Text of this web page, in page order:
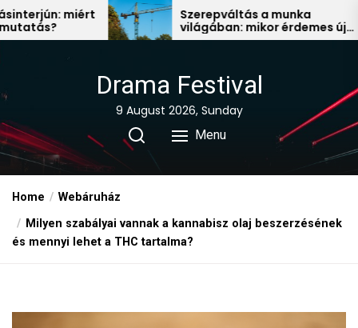
Skip
to
Szerepváltás a munka
világában: mikor érdemes új
állás után nézni?
Drama Festival
9 August 2026, Sunday
Menu
Home
Webáruház
Milyen szabályai vannak a kannabisz olaj beszerzésének
és mennyi lehet a THC tartalma?